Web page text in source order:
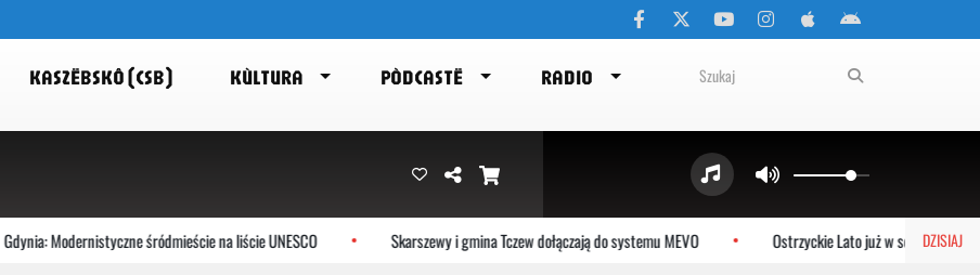
KASZËBSKÔ (CSB) KÙLTURA PÒDCASTË RADIO
DZISIAJ
Gdynia: Modernistyczne śródmieście na liście UNESCO Skarszewy i gmina Tczew dołączają do systemu MEVO Ostrzyckie Lato już w sobotę!